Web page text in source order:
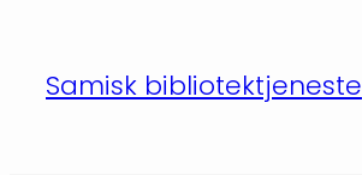
innholdSamisk bibliotektjeneste